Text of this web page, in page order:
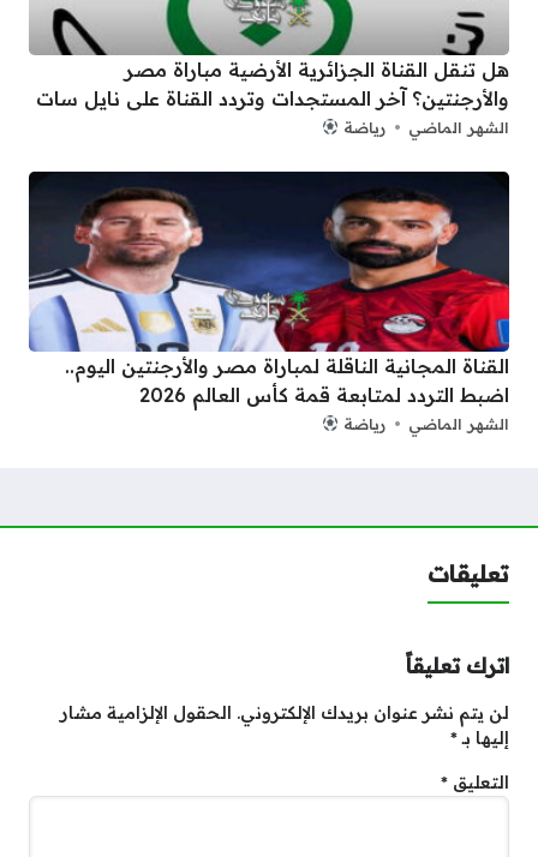
هل تنقل القناة الجزائرية الأرضية مباراة مصر
والأرجنتين؟ آخر المستجدات وتردد القناة على نايل سات
الشهر الماضي رياضة
القناة المجانية الناقلة لمباراة مصر والأرجنتين اليوم..
اضبط التردد لمتابعة قمة كأس العالم 2026
الشهر الماضي رياضة
تعليقات
اترك تعليقاً
لن يتم نشر عنوان بريدك الإلكتروني. الحقول الإلزامية مشار
إليها بـ*
التعليق *